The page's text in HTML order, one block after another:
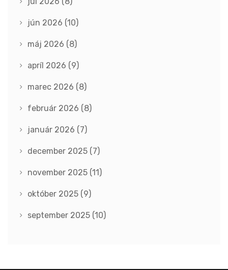
jún 2026 (10)
máj 2026 (8)
apríl 2026 (9)
marec 2026 (8)
február 2026 (8)
január 2026 (7)
december 2025 (7)
november 2025 (11)
október 2025 (9)
september 2025 (10)